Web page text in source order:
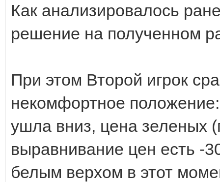
Как анализировалось
решение на полученном
При этом Второй игрок
некомфортное
ушла вниз, цена зеленых
выравнивание цен есть -
белым верхом в этот